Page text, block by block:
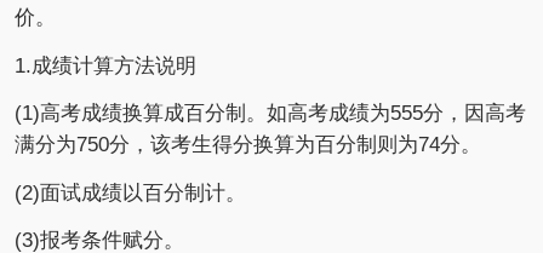
价。
1.成绩计算方法说明
(1)高考成绩换算成百分制。如高考成绩为555分，因高考
满分为750分，该考生得分换算为百分制则为74分。
(2)面试成绩以百分制计。
(3)报考条件赋分。